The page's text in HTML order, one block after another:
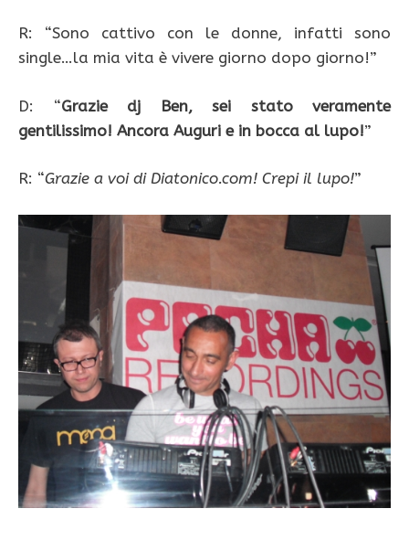
R: “Sono cattivo con le donne, infatti sono
single…la mia vita è vivere giorno dopo giorno!”
D: “Grazie dj Ben, sei stato veramente
gentilissimo! Ancora Auguri e in bocca al lupo!”
R: “Grazie a voi di Diatonico.com! Crepi il lupo!”